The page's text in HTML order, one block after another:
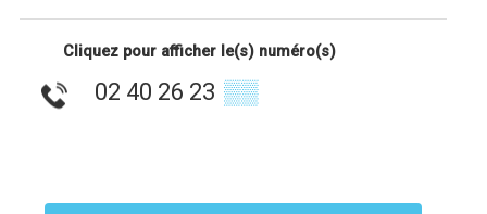
Cliquez pour afficher le(s) numéro(s)
02 40 26 23 ▒▒